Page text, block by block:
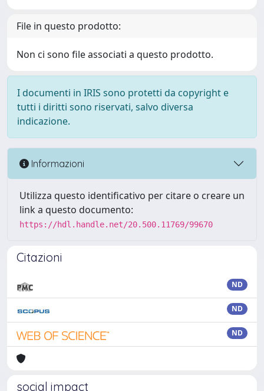
File in questo prodotto:
Non ci sono file associati a questo prodotto.
I documenti in IRIS sono protetti da copyright e
tutti i diritti sono riservati, salvo diversa
indicazione.
Informazioni
Utilizza questo identificativo per citare o creare un
link a questo documento:
https://hdl.handle.net/20.500.11769/99670
Citazioni
ND
ND
ND
social impact